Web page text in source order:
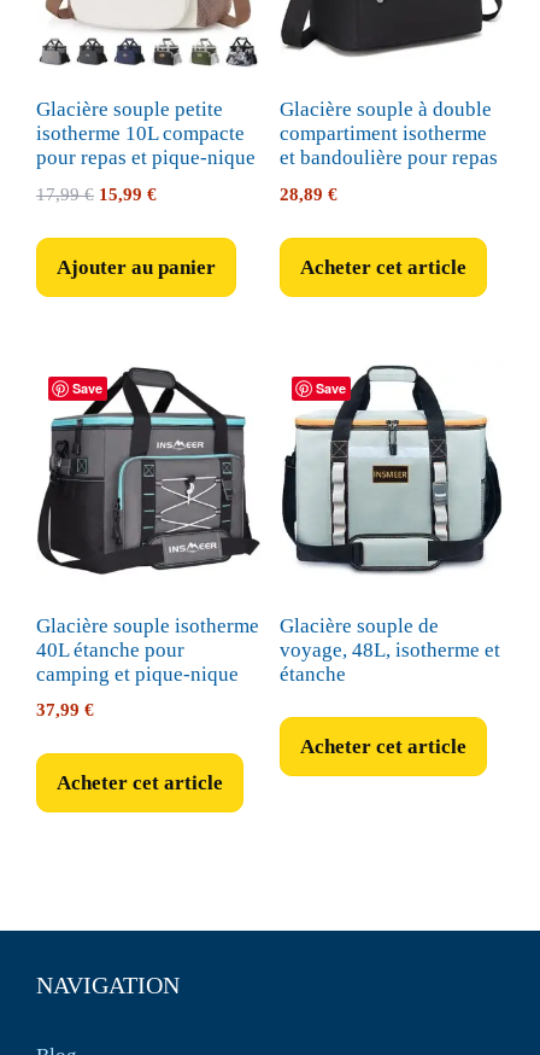
Glacière souple petite
isotherme 10L compacte
pour repas et pique-nique
17,99€ Le
était :
15,99 €Le
est :
Ajouter au panier
Glacière souple à double
compartiment isotherme
et bandoulière pour repas
28,89 €
Acheter cet article
Save
Glacière souple isotherme
40L étanche pour
camping et pique-nique
37,99 €
Acheter cet article
Save
Glacière souple de
voyage, 48L, isotherme et
étanche
Acheter cet article
NAVIGATION